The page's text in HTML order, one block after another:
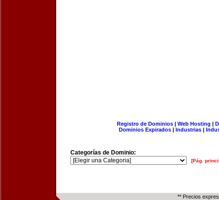
Registro de Dominios| Web Hosting |
Dominios Expirados | Industrias |
Categorías de Dominio:
[Pág.
** Precios